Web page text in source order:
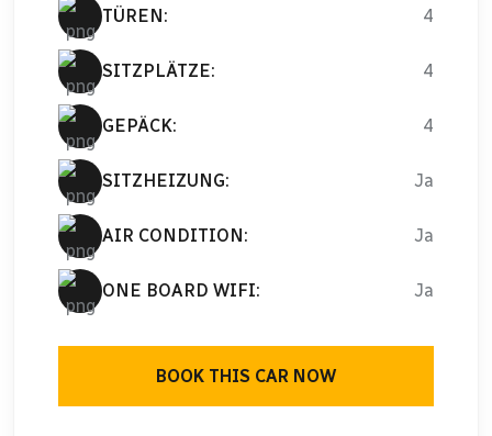
TÜREN: 4
SITZPLÄTZE: 4
GEPÄCK: 4
SITZHEIZUNG: Ja
AIR CONDITION: Ja
ONE BOARD WIFI: Ja
BOOK THIS CAR NOW